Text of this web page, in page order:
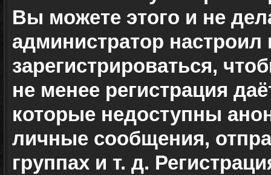
Вы можете этого и не
администратор
зарегистрироваться,
не менее регистрация
которые недоступны
личные сообщения,
группах и т. д.